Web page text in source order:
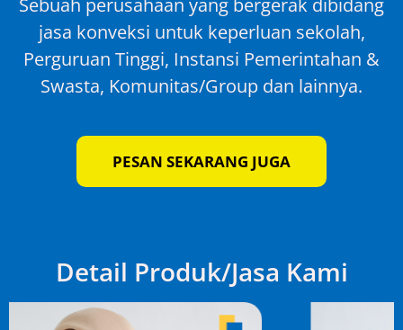
Sebuah perusahaan yang bergerak dibidang
jasa konveksi untuk keperluan sekolah,
Perguruan Tinggi, Instansi Pemerintahan &
Swasta, Komunitas/Group dan lainnya.
PESAN SEKARANG JUGA
Detail Produk/Jasa Kami